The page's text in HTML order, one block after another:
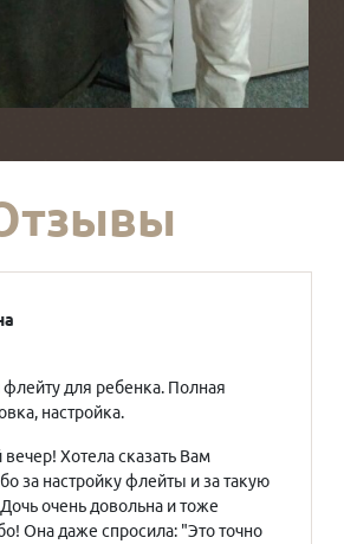
для ребенка. Полная
настройка.
Хотела сказать Вам
за настройку флейты и за такую
очень довольна и тоже
Она даже спросила: "Это точно